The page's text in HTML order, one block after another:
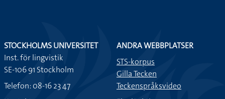
STOCKHOLMS UNIVERSITET
Inst. för lingvistik
SE-106 91 Stockholm
Telefon: 08-16 23 47
ANDRA WEBBPLATSER
STS-korpus
Gilla Tecken
Teckenspråksvideo